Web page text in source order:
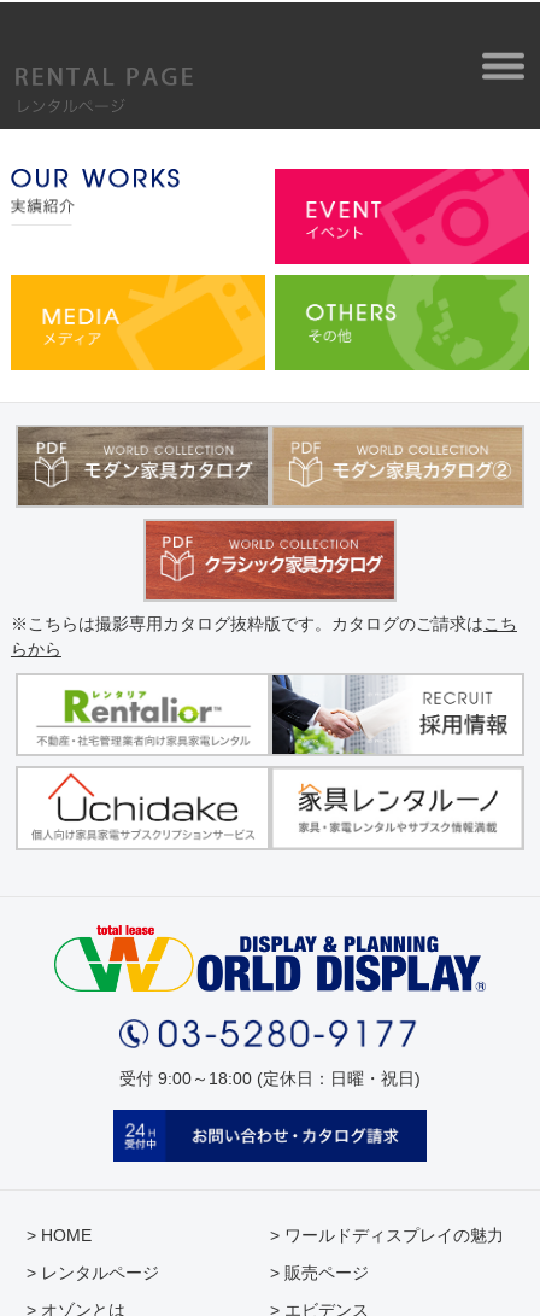
※こちらは撮影専用カタログ抜粋版です。カタログのご請求はこち
らから
受付 9:00～18:00 (定休日：日曜・祝日)
> HOME
> ワールドディスプレイの魅力
> レンタルページ
> 販売ページ
> オゾンとは
> エビデンス